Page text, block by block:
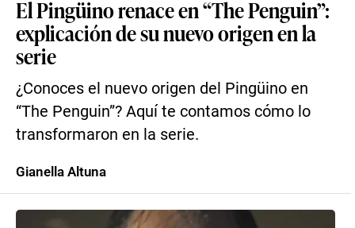
El Pingüino renace en “The Penguin”:
explicación de su nuevo origen en la
serie
¿Conoces el nuevo origen del Pingüino en
“The Penguin”? Aquí te contamos cómo lo
transformaron en la serie.
Gianella Altuna